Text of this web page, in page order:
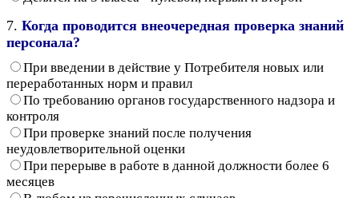
7. Когда проводится внеочередная проверка знаний
персонала?
При введении в действие у Потребителя новых или
переработанных норм и правил
По требованию органов государственного надзора и
контроля
При проверке знаний после получения
неудовлетворительной оценки
При перерыве в работе в данной должности более 6
месяцев